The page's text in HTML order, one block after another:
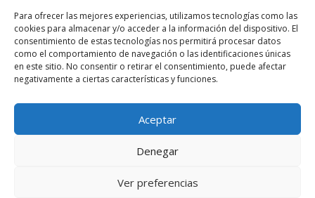
Para ofrecer las mejores experiencias, utilizamos tecnologías como las
cookies para almacenar y/o acceder a la información del dispositivo. El
consentimiento de estas tecnologías nos permitirá procesar datos
como el comportamiento de navegación o las identificaciones únicas
en este sitio. No consentir o retirar el consentimiento, puede afectar
negativamente a ciertas características y funciones.
Aceptar
Denegar
Ver preferencias
actos y contratos que se realizan en el país. La
integración de tecnología y la capacitación continua
en lasoficinas notarialesson fundamentales para
mantener la excelencia en el servicio y adaptarse a las
necesidades cambiantes de los usuarios. La confianza
y latransparenciason pilares esenciales en la relación
y sus usuarios, consolidando así la
credibilidady elprestigiode estas instituciones en